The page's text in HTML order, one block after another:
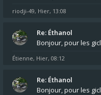
riodji-49, Hier, 13:08
Re: Éthanol
Étienne, Hier, 08:12
Re: Éthanol